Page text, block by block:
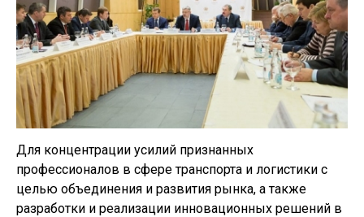
Для концентрации усилий признанных
профессионалов в сфере транспорта и логистики с
целью объединения и развития рынка, а также
разработки и реализации инновационных решений в